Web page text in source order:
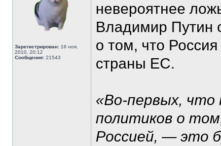
Зарегистрирован: 16 ноя,
2010, 20:12
Сообщения: 21543
невероятнее
Владимир Путин
о том, что
страны ЕС.
«Во-первых, что
политиков о
Россией, — это